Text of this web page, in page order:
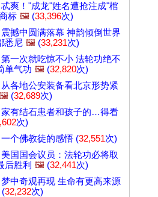
爽！"成龙"姓名遭抢注成"棺
标 🖼️ (33,396次)
撼中圆满落幕 神韵倾倒世界
悉尼 🖼️ (33,231次)
一次就吃惊不小 法轮功绝不
单气功 🖼️ (32,820次)
各地公安装备看北京形势紧
(32,689次)
家有结石患者和孩子的…得看
次)
一个佛教徒的感悟 (32,551次)
国国会议员：法轮功必将取
后胜利 🖼️ (32,441次)
梦中奇观再现 生命有更高来源
(32,232次)